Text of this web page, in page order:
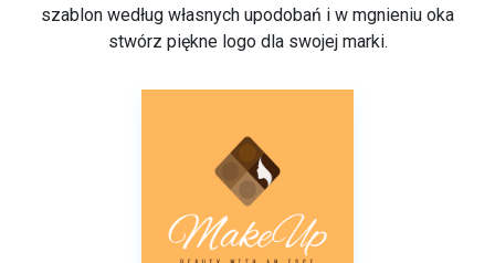
szablon według własnych upodobań i w mgnieniu oka
stwórz piękne logo dla swojej marki.